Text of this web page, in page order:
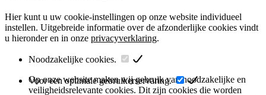
Hier kunt u uw cookie-instellingen op onze website individueel
instellen. Uitgebreide informatie over de afzonderlijke cookies vindt
u hieronder en in onze privacyverklaring.
Noodzakelijke cookies.
Op onze website maken wij gebruik van noodzakelijke en
veiligheidsrelevante cookies. Dit zijn cookies die worden
Voor een optimale gebruikerservaring.